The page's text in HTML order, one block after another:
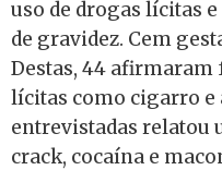
uso de drogas lícitas
de gravidez. Cem
Destas, 44 afirmaram
lícitas como cigarro e
entrevistadas relatou
crack, cocaína e